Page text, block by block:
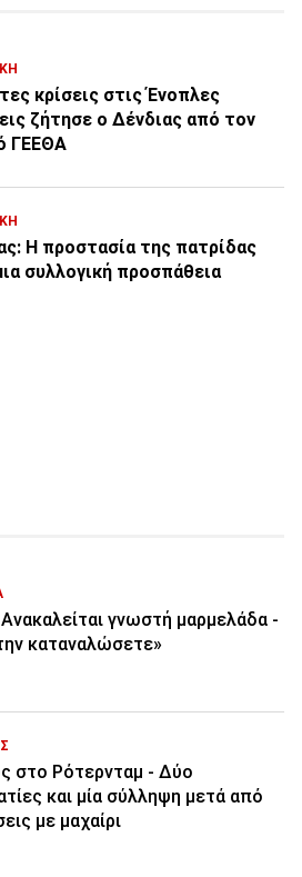
κρίσεις στις Ένοπλες
ζήτησε ο Δένδιας από τον
ΓΕΕΘΑ
Η προστασία της πατρίδας
συλλογική προσπάθεια
γνωστή μαρμελάδα -
καταναλώσετε»
στο Ρότερνταμ - Δύο
και μία σύλληψη μετά από
με μαχαίρι